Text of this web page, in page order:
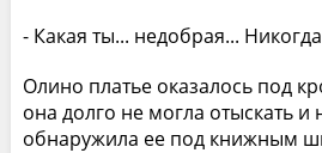
- Какая ты... недобрая...
Олино платье оказалось под
она долго не могла отыскать и
обнаружила ее под книжным